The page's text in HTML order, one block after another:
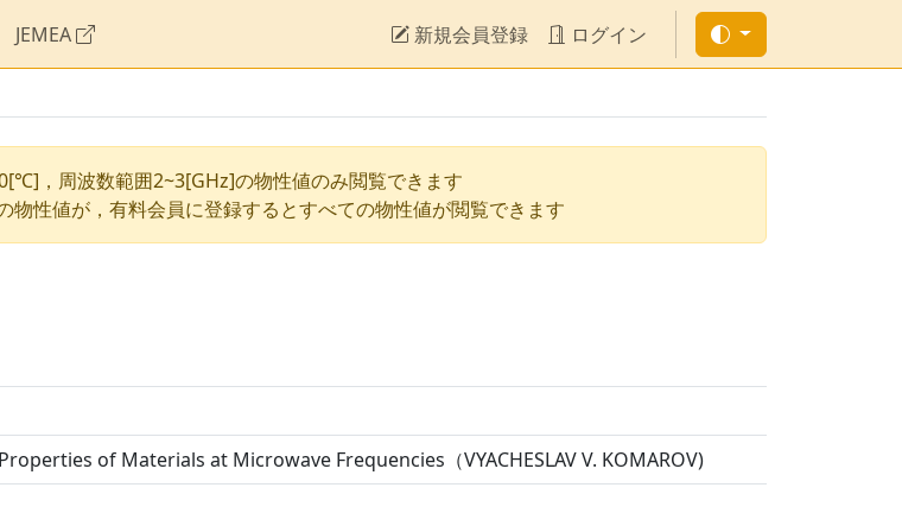
JEMEA 新規会員登録 ログイン
，周波数範囲2~3[GHz]の物性値のみ閲覧できます
性値が，有料会員に登録するとすべての物性値が閲覧できます
of Materials at Microwave Frequencies（VYACHESLAV V. KOMAROV)